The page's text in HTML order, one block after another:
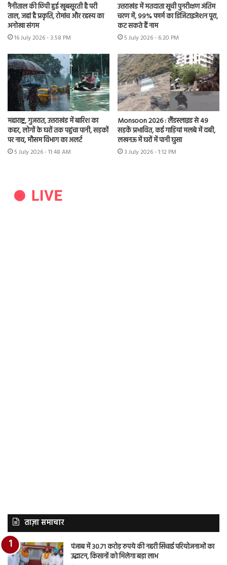
नैनीताल की छिपी हुई खूबसूरती है परी
ताल, जहां है प्रकृति, रोमांच और रहस्य का
अनोखा संगम
16 July 2026 - 3:58 PM
उत्तराखंड में मतदाता सूची पुनरीक्षण अंतिम
चरण में, 99% फार्म का डिजिटाइजेशन पूरा,
कट सकते हैं नाम
5 July 2026 - 6:20 PM
महाराष्ट्र, गुजरात, उत्तराखंड में बारिश का
कहर, लोगों के घरों तक पहुंचा पानी, सड़कों
पर नाव, मौसम विभाग का अलर्ट
5 July 2026 - 11:48 AM
Monsoon 2026 : लैंडस्लाइड से 49
सड़कें प्रभावित, कई गाड़ियां मलबे में दबी,
लखनऊ में घरों में पानी घुसा
3 July 2026 - 1:12 PM
ताज़ा समाचार
पंजाब में 30.71 करोड़ रुपये की नहरी सिंचाई परियोजनाओं का
उद्घाटन, किसानों को मिलेगा बड़ा लाभ